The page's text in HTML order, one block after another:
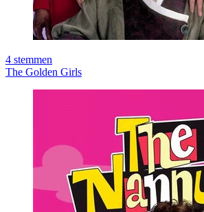
4 stemmen
The Golden Girls